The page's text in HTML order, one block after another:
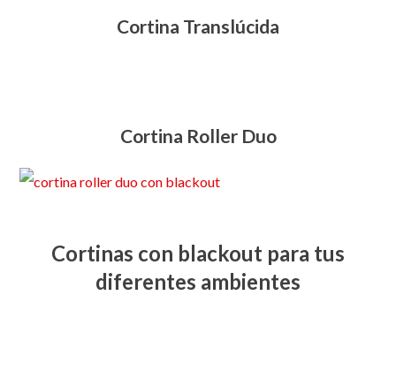
Cortina Translúcida
Cortina Roller Duo
Cortinas con blackout para tus
diferentes ambientes